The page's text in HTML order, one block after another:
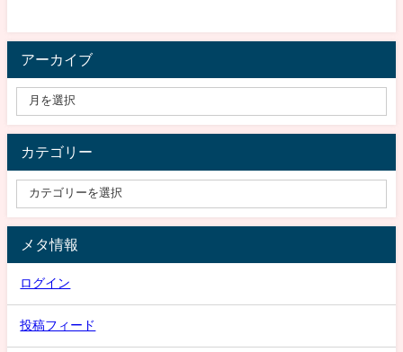
アーカイブ
カテゴリー
メタ情報
ログイン
投稿フィード